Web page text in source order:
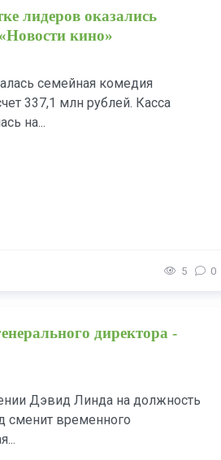
лидеров оказались
кино»
семейная комедия
337,1 млн рублей. Касса
на...
5 0
директора -
Дэвид Линда на должность
сменит временного